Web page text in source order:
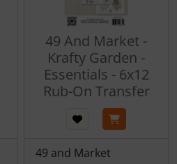
49 And Market -
Krafty Garden -
Essentials - 6x12
Rub-On Transfer
49 and Market